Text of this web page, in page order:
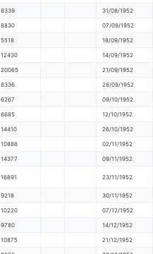
8339 31/08/1952
8830 07/09/1952
5518 18/09/1952
12430 14/09/1952
20065 21/09/1952
8336 28/09/1952
6267 09/10/1952
6685 12/10/1952
14410 26/10/1952
10886 02/11/1952
14377 09/11/1952
16891 23/11/1952
9218 30/11/1952
10220 07/12/1952
9780 14/12/1952
10875 21/12/1952